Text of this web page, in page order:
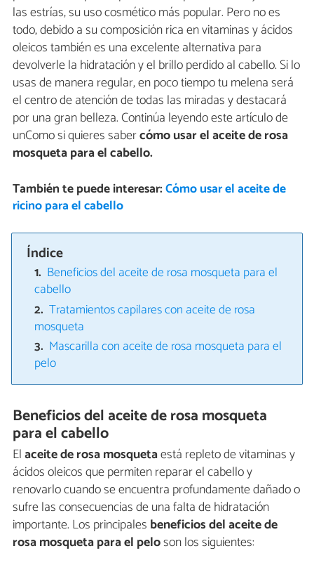
las estrías, su uso cosmético más popular. Pero no es
todo, debido a su composición rica en vitaminas y ácidos
oleicos también es una excelente alternativa para
devolverle la hidratación y el brillo perdido al cabello. Si lo
usas de manera regular, en poco tiempo tu melena será
el centro de atención de todas las miradas y destacará
por una gran belleza. Continúa leyendo este artículo de
unComo si quieres sabercómo usar el aceite de rosa
mosqueta para el cabello.
También te puede interesar:Cómo usar el aceite de
ricino para el cabello
Índice
Beneficios del aceite de rosa mosqueta para el
cabello
Tratamientos capilares con aceite de rosa
mosqueta
Mascarilla con aceite de rosa mosqueta para el
pelo
Beneficios del aceite de rosa mosqueta
para el cabello
Elaceite de rosa mosquetaestá repleto de vitaminas y
ácidos oleicos que permiten reparar el cabello y
renovarlo cuando se encuentra profundamente dañado o
sufre las consecuencias de una falta de hidratación
importante. Los principales beneficios del aceite de
rosa mosqueta para el peloson los siguientes: